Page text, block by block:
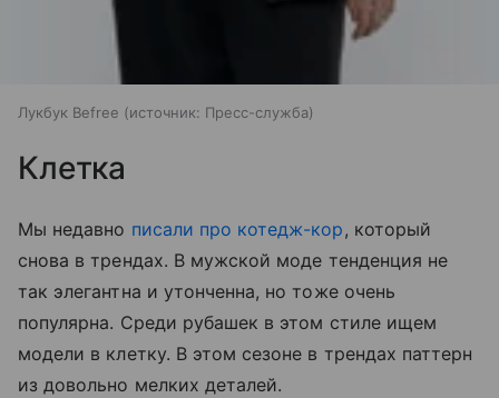
Лукбук Befree источник: Пресс-служба
Клетка
Мы недавно писали про котедж-кор, который
снова в трендах. В мужской моде тенденция не
так элегантна и утонченна, но тоже очень
популярна. Среди рубашек в этом стиле ищем
модели в клетку. В этом сезоне в трендах паттерн
из довольно мелких деталей.